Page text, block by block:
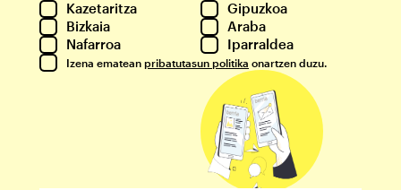
Kazetaritza
Gipuzkoa
Bizkaia
Araba
Nafarroa
Iparraldea
Izena ematean pribatutasun politika onartzen duzu.